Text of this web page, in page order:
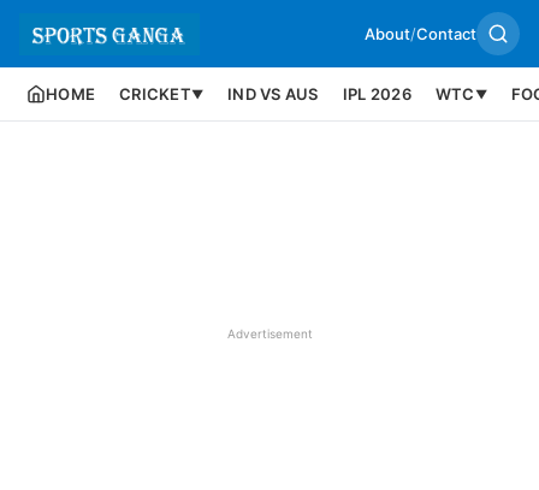
About/Contact
HOME CRICKET▼ IND VS AUS IPL 2026 WTC ▼
Advertisement